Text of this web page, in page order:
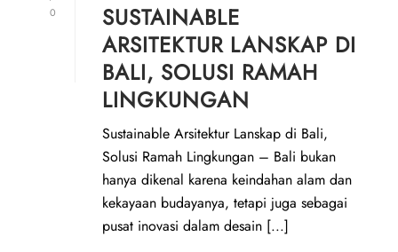
0
SUSTAINABLE
ARSITEKTUR LANSKAP DI
BALI, SOLUSI RAMAH
LINGKUNGAN
Sustainable Arsitektur Lanskap di Bali,
Solusi Ramah Lingkungan – Bali bukan
hanya dikenal karena keindahan alam dan
kekayaan budayanya, tetapi juga sebagai
pusat inovasi dalam desain [...]